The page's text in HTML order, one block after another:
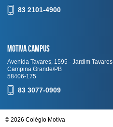
83 2101-4900
Motiva Campus
Avenida Tavares, 1595 - Jardim Tavares
Campina Grande/PB
58406-175
83 3077-0909
© 2026 Colégio Motiva